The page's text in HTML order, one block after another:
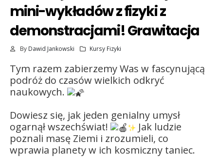
mini-wykładów z fizyki z
demonstracjami! Grawitacja
By Dawid Jankowski Kursy Fizyki
Tym razem zabierzemy Was w fascynującą
podróż do czasów wielkich odkryć
naukowych.
Dowiesz się, jak jeden genialny umysł
ogarnął wszechświat!
Jak ludzie
poznali masę Ziemi i zrozumieli, co
wprawia planety w ich kosmiczny taniec.